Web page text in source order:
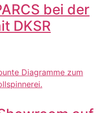
bei der
DKSR